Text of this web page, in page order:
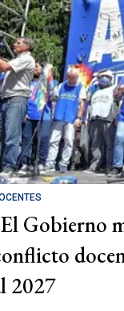
Gobierno
2027